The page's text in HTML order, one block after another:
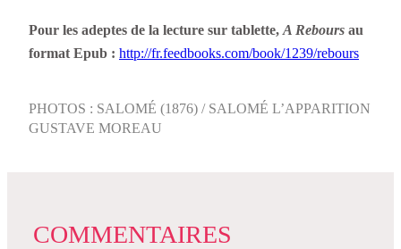
Pour les adeptes de la lecture sur tablette,A Rebours au
format Epub : http://fr.feedbooks.com/book/1239/rebours
PHOTOS : SALOMÉ (1876) / SALOMÉ L’APPARITION
GUSTAVE MOREAU
COMMENTAIRES